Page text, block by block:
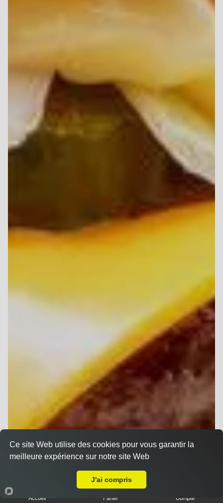
Accueil Panier Compte
Ce site Web utilise des cookies pour vous garantir la
meilleure expérience sur notre site Web
J'ai compris